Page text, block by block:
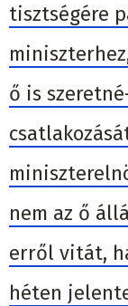
tisztségére
ő is
nem az ő
erről vitát,
héten